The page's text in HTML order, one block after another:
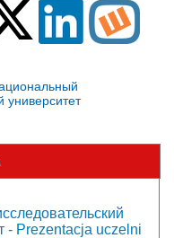
университет
- Prezentacja uczelni